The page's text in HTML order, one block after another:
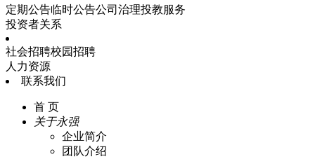
定期公告临时公告公司治理投教服务
投资者关系
社会招聘校园招聘
人力资源
联系我们
首 页
关于永强
企业简介
团队介绍